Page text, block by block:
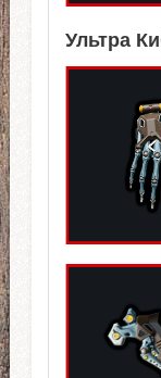
Ультра